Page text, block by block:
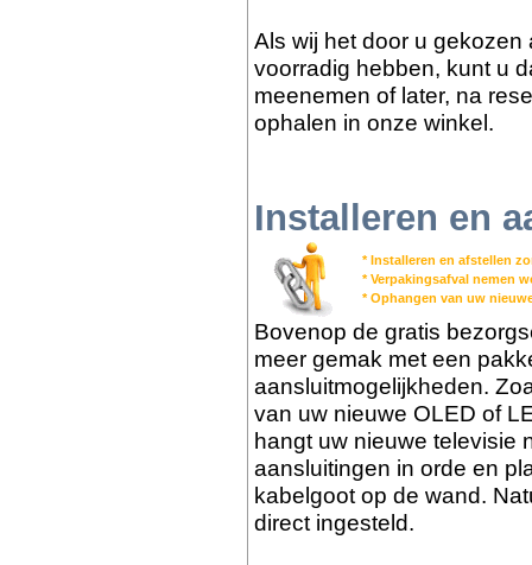
Als wij het door u gekozen
voorradig hebben, kunt u
meenemen of later, na
ophalen in onze winkel.
Installeren en
* Installeren en afstellen
* Verpakingsafval nemen
* Ophangen van uw
Bovenop de gratis
meer gemak met een
aansluitmogelijkheden.
van uw nieuwe OLED of
hangt uw nieuwe televisie
aansluitingen in orde en
kabelgoot op de wand.
direct ingesteld.